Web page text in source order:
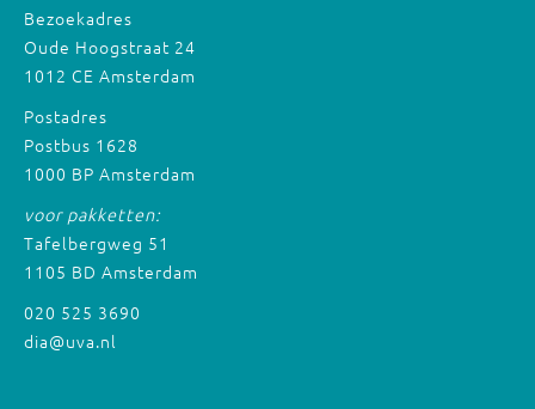
Bezoekadres
Oude Hoogstraat 24
1012 CE Amsterdam
Postadres
Postbus 1628
1000 BP Amsterdam
voor pakketten:
Tafelbergweg 51
1105 BD Amsterdam
020 525 3690
dia@uva.nl